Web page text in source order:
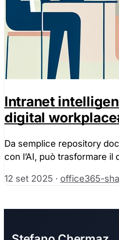
Intranet
digital workplace
Da semplice repository
con l’AI, può trasformare il
12 set 2025 · office365-